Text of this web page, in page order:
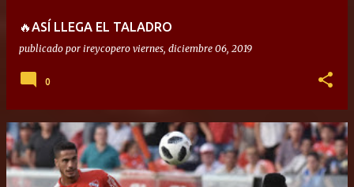
🔥ASÍ LLEGA EL TALADRO
publicado por ireycopero viernes, diciembre 06, 2019
0